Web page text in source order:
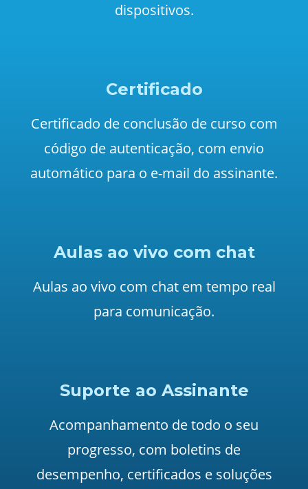
dispositivos.
Certificado
Certificado de conclusão de curso com
código de autenticação, com envio
automático para o e-mail do assinante.
Aulas ao vivo com chat
Aulas ao vivo com chat em tempo real
para comunicação.
Suporte ao Assinante
Acompanhamento de todo o seu
progresso, com boletins de
desempenho, certificados e soluções